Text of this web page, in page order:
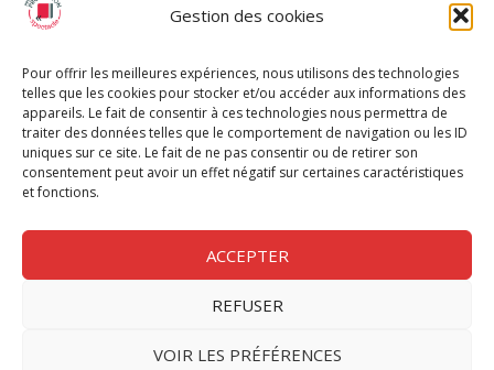
Gestion des cookies
Pour offrir les meilleures expériences, nous utilisons des technologies
telles que les cookies pour stocker et/ou accéder aux informations des
appareils. Le fait de consentir à ces technologies nous permettra de
traiter des données telles que le comportement de navigation ou les ID
uniques sur ce site. Le fait de ne pas consentir ou de retirer son
consentement peut avoir un effet négatif sur certaines caractéristiques
et fonctions.
ACCEPTER
REFUSER
VOIR LES PRÉFÉRENCES
Chèque Intermittents
Chèque Compta
Chèque Emploi Spectacle
G-Pods
Profession Audio-visuel
Nous contacter